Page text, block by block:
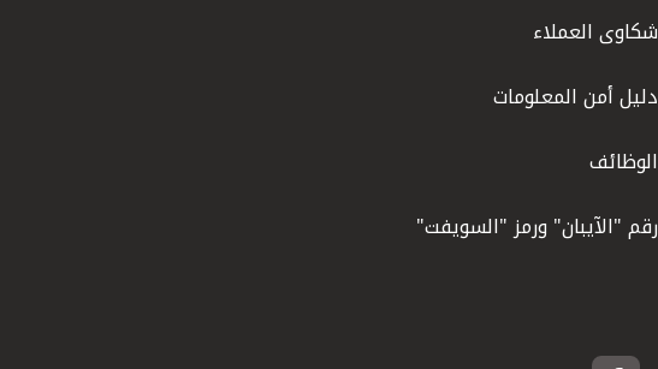
شكاوى العملاء
دليل أمن المعلومات
الوظائف
رقم "الآيبان" ورمز "السويفت"